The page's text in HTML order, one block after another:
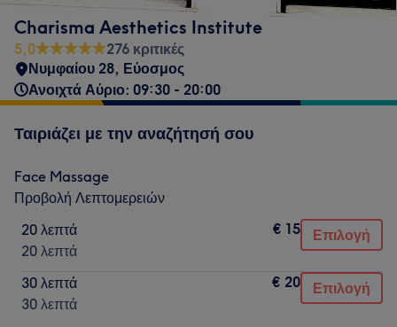
Charisma Aesthetics Institute
5,0
276 κριτικές
Νυμφαίου 28, Εύοσμος
Ανοιχτά Αύριο: 09:30 - 20:00
Ταιριάζει με την αναζήτησή σου
Face Massage
Προβολή Λεπτομερειών
20 λεπτά
20 λεπτά
€ 15 Επιλογή
30 λεπτά
30 λεπτά
€ 20 Επιλογή